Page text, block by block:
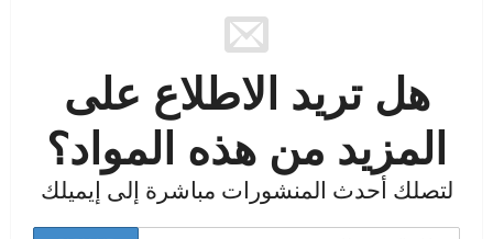
هل تريد الاطلاع على
المزيد من هذه المواد؟
لتصلك أحدث المنشورات مباشرة إلى إيميلك